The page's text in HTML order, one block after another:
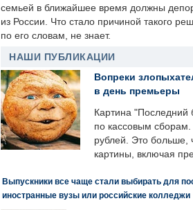
семьей в ближайшее время должны
из России. Что стало причиной такого
по его словам, не знает.
НАШИ ПУБЛИКАЦИИ
Вопреки
в день премьеры
Картина "Последний
по кассовым
рублей. Это больше,
картины, включая
Выпускники все чаще стали выбирать для
иностранные вузы или российские колледжи